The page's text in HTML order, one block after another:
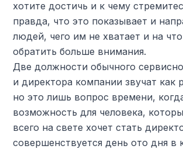
хотите достичь и к чему
правда, что это показывает и
людей, чего им не хватает и на
обратить больше внимания.
Две должности обычного
и директора компании звучат как
но это лишь вопрос времени,
возможность для человека,
всего на свете хочет стать
совершенствуется день ото дня в